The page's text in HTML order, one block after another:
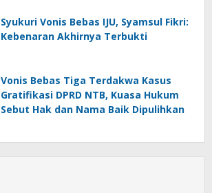
Syukuri Vonis Bebas IJU, Syamsul Fikri:
Kebenaran Akhirnya Terbukti
Vonis Bebas Tiga Terdakwa Kasus
Gratifikasi DPRD NTB, Kuasa Hukum
Sebut Hak dan Nama Baik Dipulihkan